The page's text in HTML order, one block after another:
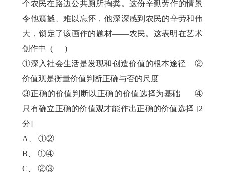
个农民在路边公共厕所掏粪。这份辛勤劳作的情景
令他震撼、难以忘怀，他深深感到农民的辛劳和伟
大，锁定了该画作的题材——农民。这表明在艺术
创作中 ( )
①深入社会生活是发现和创造价值的根本途径 ②
价值观是衡量价值判断正确与否的尺度
③正确的价值判断以正确的价值选择为基础 ④
只有确立正确的价值观才能作出正确的价值选择 [2
分]
A
、①②
B 、①④
C 、②③